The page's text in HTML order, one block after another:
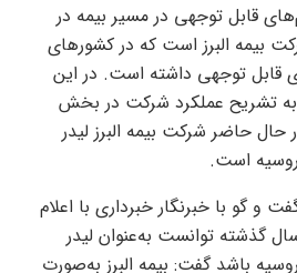
قابل توجهی در مسیر بیمه در
بیمه البرز است که در کشور‌های
قابل توجهی داشته است. در این
به تشریح عملکرد شرکت در بخش
حاضر شرکت بیمه البرز لیدر
روسیه است.
و گو با خبرنگار خبرداری با اعلام
گذشته توانست به‌عنوان لیدر
باشد گفت: بیمه البرز به‌صورت